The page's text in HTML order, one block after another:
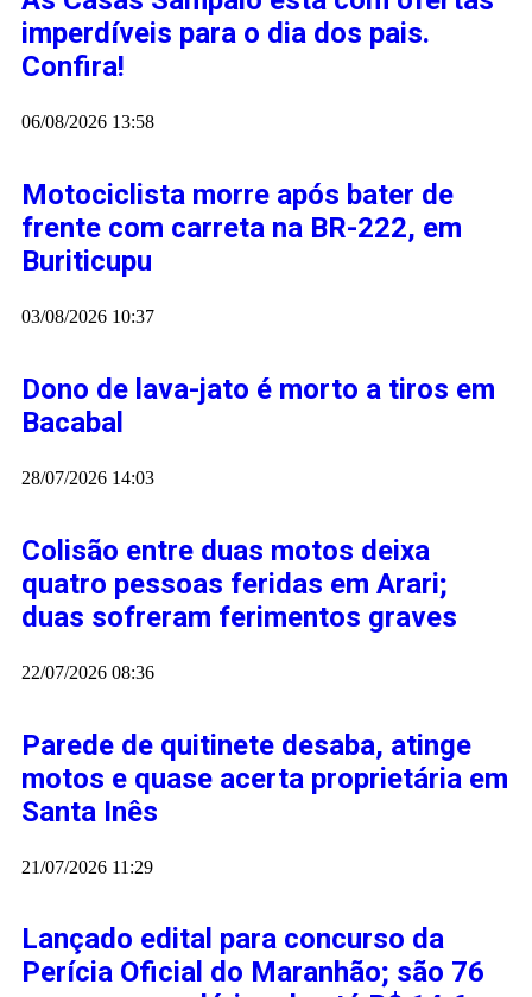
imperdíveis para o dia dos pais.
Confira!
06/08/2026 13:58
Motociclista morre após bater de
frente com carreta na BR-222, em
Buriticupu
03/08/2026 10:37
Dono de lava-jato é morto a tiros em
Bacabal
28/07/2026 14:03
Colisão entre duas motos deixa
quatro pessoas feridas em Arari;
duas sofreram ferimentos graves
22/07/2026 08:36
Parede de quitinete desaba, atinge
motos e quase acerta proprietária em
Santa Inês
21/07/2026 11:29
Lançado edital para concurso da
Perícia Oficial do Maranhão; são 76